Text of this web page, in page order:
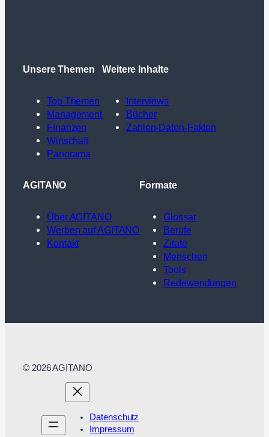
Unsere Themen
Top Themen
Management
Finanzen
Wirtschaft
Panorama
Weitere Inhalte
Interviews
Bücher
Zahlen-Daten-Fakten
AGITANO
Über AGITANO
Werben auf AGITANO
Kontakt
Formate
Glossar
Berufe
Zitate
Menschen
Tools
Redewendungen
© 2026 AGITANO
Datenschutz
Impressum